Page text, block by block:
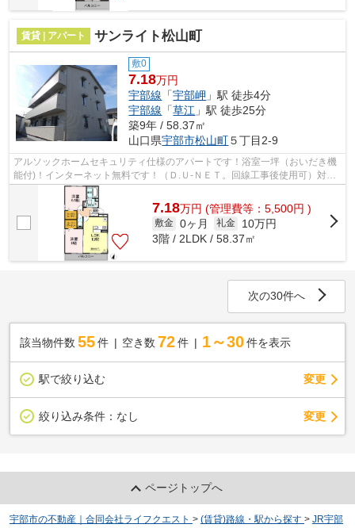
賃貸 | アパート サンライト松山町
敷0
7.18万円
宇部線 「宇部岬 」駅 徒歩4分
宇部線 「草江 」駅 徒歩25分
築9年 / 58.37㎡
山口県宇部市松山町５丁目2-9
アルソックホームセキュリティ仕様のアパートです！浴室一坪（おいだき機
能付)！インターネット無料です！（Ｄ.Ｕ-ＮＥＴ。回線工事後使用可）対面
システムキッチン（３口ガスコンログ...
7.18万円 (管理費等：5,500円 )
敷金 0ヶ月 礼金
10万円
3階 / 2LDK / 58.37㎡
次の30件へ
該当物件数 55件 空き数 72 件 1～30 件を表示
駅で絞り込む 変更
絞り込み条件： なし 変更
ページトップへ
宇部市の不動産｜合同会社ライフクエスト > (賃貸)路線・駅から探す > JR宇部